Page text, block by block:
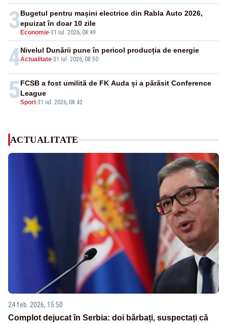
3 Economie-31 iul. 2026, 08:49
Bugetul pentru mașini electrice din Rabla Auto 2026,
epuizat în doar 10 zile
4Actualitate-31 iul. 2026, 08:50
Nivelul Dunării pune în pericol producția de energie
5Sport-31 iul. 2026, 08:42
FCSB a fost umilită de FK Auda și a părăsit Conference
League
ACTUALITATE
24 feb. 2026, 15:50
Complot dejucat în Serbia: doi bărbați, suspectați că